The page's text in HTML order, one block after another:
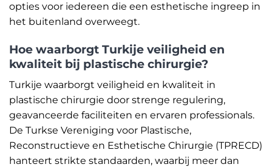
opties voor iedereen die een esthetische ingreep in
het buitenland overweegt.
Hoe waarborgt Turkije veiligheid en
kwaliteit bij plastische chirurgie?
Turkije waarborgt veiligheid en kwaliteit in
plastische chirurgie door strenge regulering,
geavanceerde faciliteiten en ervaren professionals.
De Turkse Vereniging voor Plastische,
Reconstructieve en Esthetische Chirurgie (TPRECD)
hanteert strikte standaarden, waarbij meer dan